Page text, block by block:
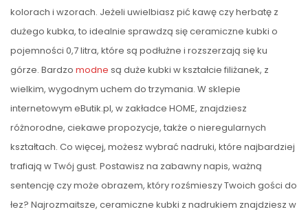
kolorach i wzorach. Jeżeli uwielbiasz pić kawę czy herbatę z
dużego kubka, to idealnie sprawdzą się ceramiczne kubki o
pojemności 0,7 litra, które są podłużne i rozszerzają się ku
górze. Bardzo modne są duże kubki w kształcie filiżanek, z
wielkim, wygodnym uchem do trzymania. W sklepie
internetowym eButik.pl, w zakładce HOME, znajdziesz
różnorodne, ciekawe propozycje, także o nieregularnych
kształtach. Co więcej, możesz wybrać nadruki, które najbardziej
trafiają w Twój gust. Postawisz na zabawny napis, ważną
sentencję czy może obrazem, który rozśmieszy Twoich gości do
łez? Najrozmaitsze, ceramiczne kubki z nadrukiem znajdziesz w